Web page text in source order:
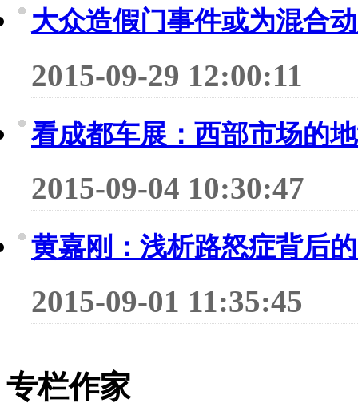
大众造假门事件或为混合
2015-09-29 12:00:11
看成都车展：西部市场的
2015-09-04 10:30:47
黄嘉刚：浅析路怒症背后
2015-09-01 11:35:45
专栏作家